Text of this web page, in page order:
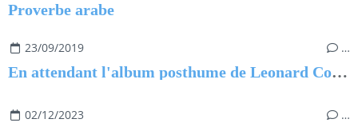
Proverbe arabe
23/09/2019 …
En attendant l'album posthume de Leonard Cohen
02/12/2023 …